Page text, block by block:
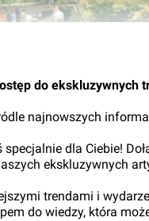
do ekskluzywnych
najnowszych
dla Ciebie!
ekskluzywnych
trendami i
do wiedzy, która